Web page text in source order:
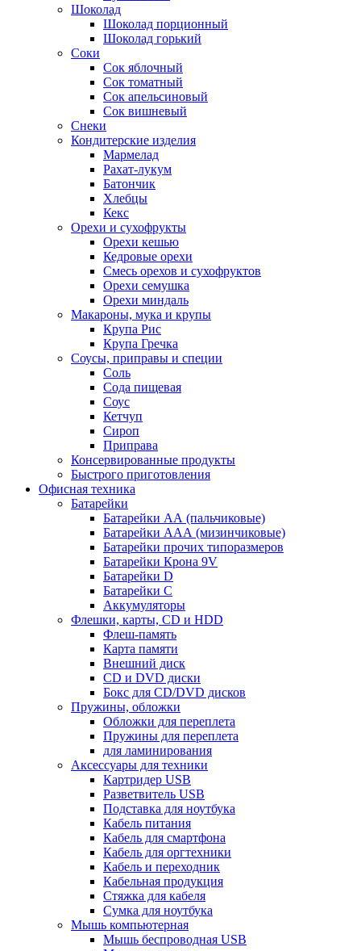
Шоколад
Шоколад порционный
Шоколад горький
Соки
Сок яблочный
Сок томатный
Сок апельсиновый
Сок вишневый
Снеки
Кондитерские изделия
Мармелад
Рахат-лукум
Батончик
Хлебцы
Кекс
Орехи и сухофрукты
Орехи кешью
Кедровые орехи
Смесь орехов и сухофруктов
Орехи семушка
Орехи миндаль
Макароны, мука и крупы
Крупа Рис
Крупа Гречка
Соусы, приправы и специи
Соль
Сода пищевая
Соус
Кетчуп
Сироп
Приправа
Консервированные продукты
Быстрого приготовления
Офисная техника
Батарейки
Батарейки АА (пальчиковые)
Батарейки ААА (мизинчиковые)
Батарейки прочих типоразмеров
Батарейки Крона 9V
Батарейки D
Батарейки С
Аккумуляторы
Флешки, карты, CD и HDD
Флеш-память
Карта памяти
Внешний диск
CD и DVD диски
Бокс для CD/DVD дисков
Пружины, обложки
Обложки для переплета
Пружины для переплета
для ламинирования
Аксессуары для техники
Картридер USB
Разветвитель USB
Подставка для ноутбука
Кабель питания
Кабель для смартфона
Кабель для оргтехники
Кабель и переходник
Кабельная продукция
Стяжка для кабеля
Сумка для ноутбука
Мышь компьютерная
Мышь беспроводная USB